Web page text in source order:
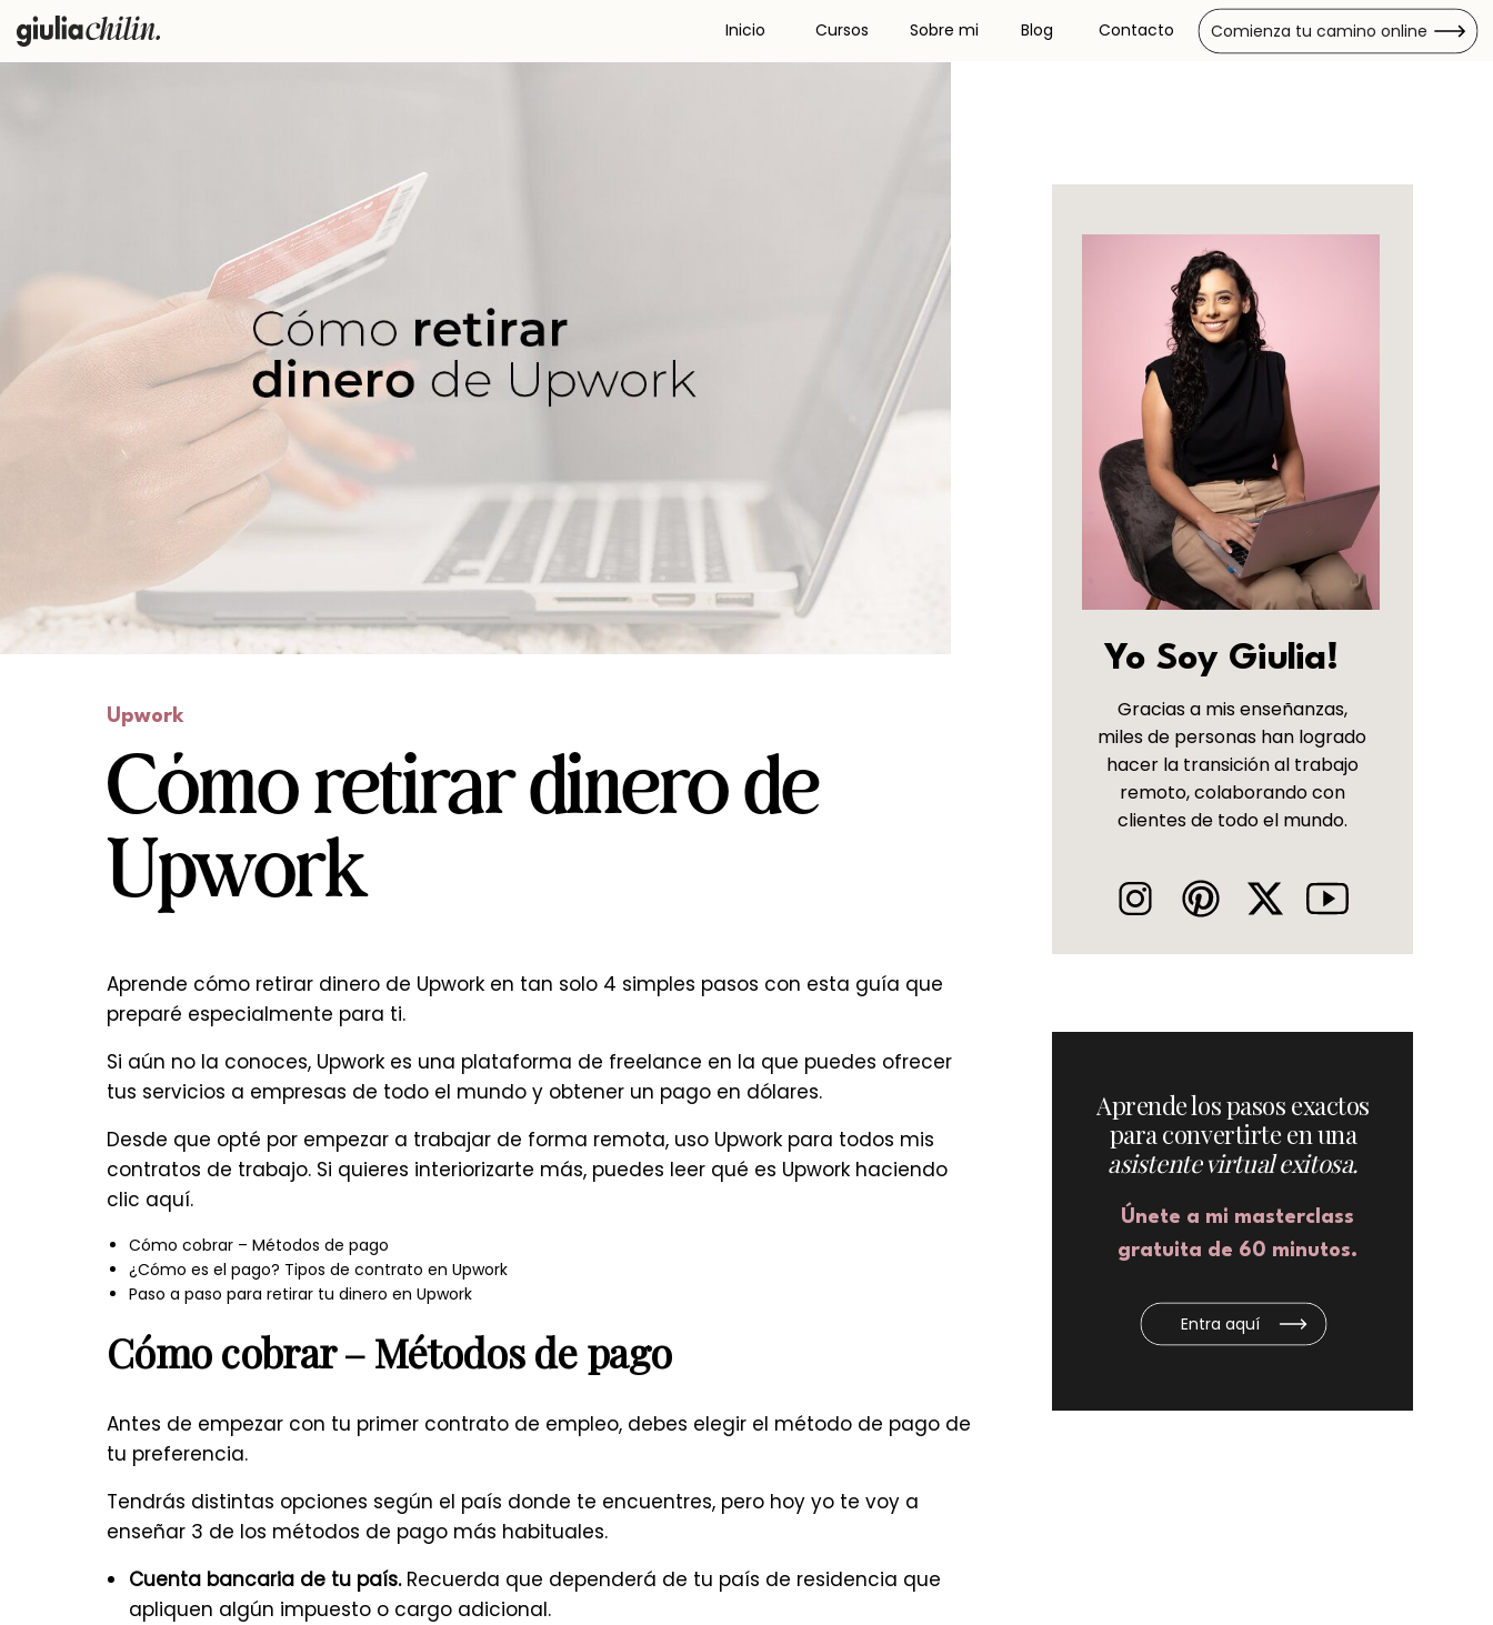
Inicio Cursos Blog Contacto
Sobre mi Comienza tu camino online
Gracias a mis enseñanzas,
miles de personas han logrado
hacer la transición al trabajo
remoto, colaborando con
clientes de todo el mundo.
Yo Soy Giulia!
Únete a mi masterclass
gratuita de 60 minutos.
Aprende los pasos exactos
para convertirte en una
asistente virtual exitosa.
Entra aquí
Cómo retirar dinero de
Upwork
Upwork
Aprende cómo retirar dinero de Upwork en tan solo 4 simples pasos con esta guía que
preparé especialmente para ti.
Si aún no la conoces, Upwork es una plataforma de freelance en la que puedes ofrecer
tus servicios a empresas de todo el mundo y obtener un pago en dólares.
Desde que opté por empezar a trabajar de forma remota, uso Upwork para todos mis
contratos de trabajo. Si quieres interiorizarte más, puedes leer qué es Upwork haciendo
clic aquí.
Cómo cobrar – Métodos de pago
¿Cómo es el pago? Tipos de contrato en Upwork
Paso a paso para retirar tu dinero en Upwork
Cómo cobrar – Métodos de pago
Antes de empezar con tu primer contrato de empleo, debes elegir el método de pago de
tu preferencia.
Tendrás distintas opciones según el país donde te encuentres, pero hoy yo te voy a
enseñar 3 de los métodos de pago más habituales.
Cuenta bancaria de tu país.Recuerda que dependerá de tu país de residencia que
apliquen algún impuesto o cargo adicional.